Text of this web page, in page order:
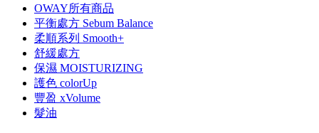
OWAY所有商品
平衡處方 Sebum Balance
柔順系列 Smooth+
舒緩處方
保濕 MOISTURIZING
護色 colorUp
豐盈 xVolume
髮油